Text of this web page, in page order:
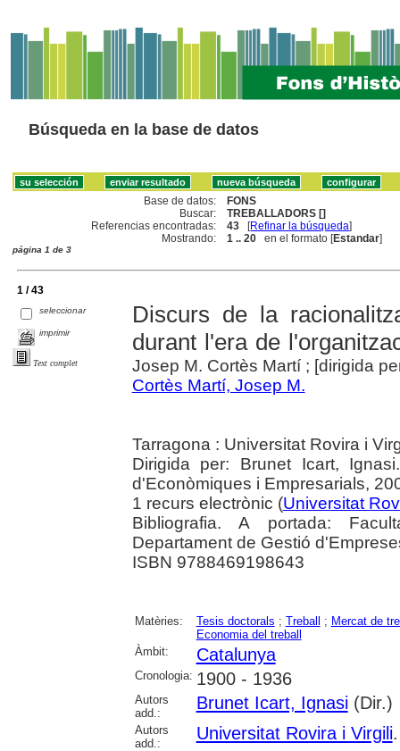
Búsqueda en la base de datos
Base de datos:
FONS
Buscar:
TREBALLADORS []
Referencias encontradas:
43 [Refinar la búsqueda]
Mostrando:
1 .. 20 en el formato [Estandar]
página 1 de 3
1 / 43
seleccionar
imprimir
Text complet
Discurs de la
durant l'era de
Josep M. Cortès Martí ; [dirigida
Cortès Martí, Josep M.
Tarragona : Universitat Rovira i
Dirigida per: Brunet Icart,
d'Econòmiques i Empresarials,
1 recurs electrònic (Universitat
Bibliografia. A portada:
Departament de Gestió
ISBN 9788469198643
Matèries: Tesis doctorals ; Treball ; Mercat de
Economia del treball
Àmbit:
Catalunya
Cronologia: 1900 - 1936
Autors
add.:
Brunet Icart, Ignasi(Dir.)
Autors
add.:
Universitat Rovira i Virgili